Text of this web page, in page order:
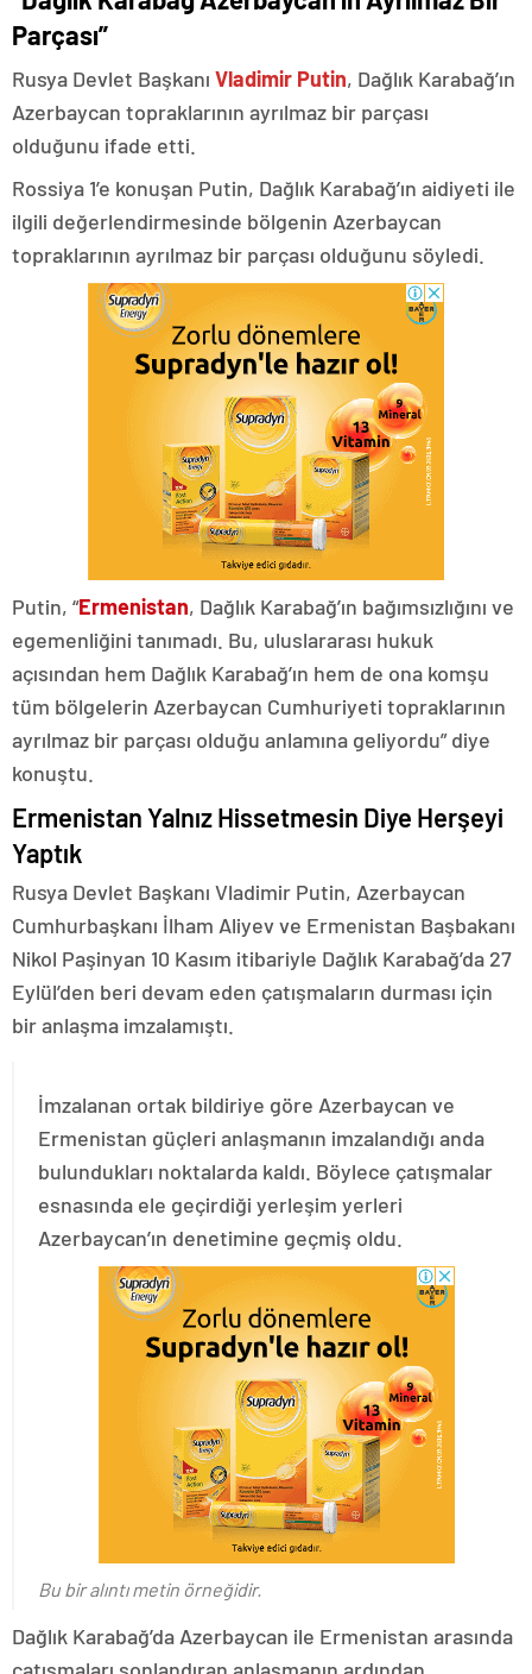
Parçası”
Rusya Devlet Başkanı Vladimir Putin, Dağlık Karabağ’ın
Azerbaycan topraklarının ayrılmaz bir parçası
olduğunu ifade etti.
Rossiya 1’e konuşan Putin, Dağlık Karabağ’ın aidiyeti ile
ilgili değerlendirmesinde bölgenin Azerbaycan
topraklarının ayrılmaz bir parçası olduğunu söyledi.
Putin, “Ermenistan, Dağlık Karabağ’ın bağımsızlığını ve
egemenliğini tanımadı. Bu, uluslararası hukuk
açısından hem Dağlık Karabağ’ın hem de ona komşu
tüm bölgelerin Azerbaycan Cumhuriyeti topraklarının
ayrılmaz bir parçası olduğu anlamına geliyordu” diye
konuştu.
Ermenistan Yalnız Hissetmesin Diye Herşeyi
Yaptık
Rusya Devlet Başkanı Vladimir Putin, Azerbaycan
Cumhurbaşkanı İlham Aliyev ve Ermenistan Başbakanı
Nikol Paşinyan 10 Kasım itibariyle Dağlık Karabağ’da 27
Eylül’den beri devam eden çatışmaların durması için
bir anlaşma imzalamıştı.
İmzalanan ortak bildiriye göre Azerbaycan ve
Ermenistan güçleri anlaşmanın imzalandığı anda
bulundukları noktalarda kaldı. Böylece çatışmalar
esnasında ele geçirdiği yerleşim yerleri
Azerbaycan’ın denetimine geçmiş oldu.
Bu bir alıntı metin örneğidir.
Dağlık Karabağ’da Azerbaycan ile Ermenistan arasında